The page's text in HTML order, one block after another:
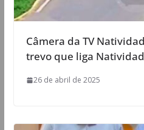
Câmera da TV
trevo que liga
26 de abril de 2025